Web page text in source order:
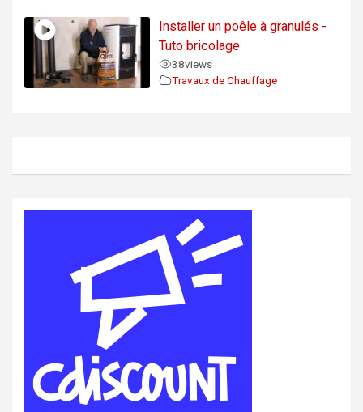
Installer un poêle à granulés -
Tuto bricolage
38views
Travaux de Chauffage